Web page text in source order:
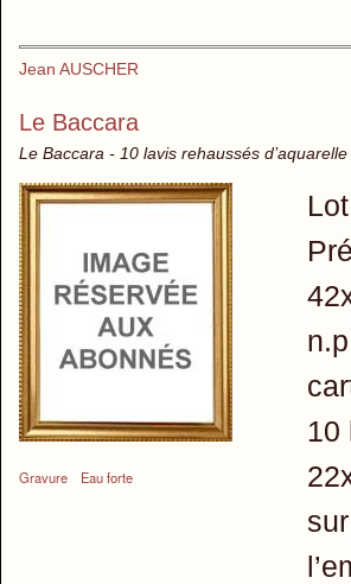
Jean AUSCHER
Le Baccara
Le Baccara - 10 lavis rehaussés d’aquarelle
Gravure Eau forte
10